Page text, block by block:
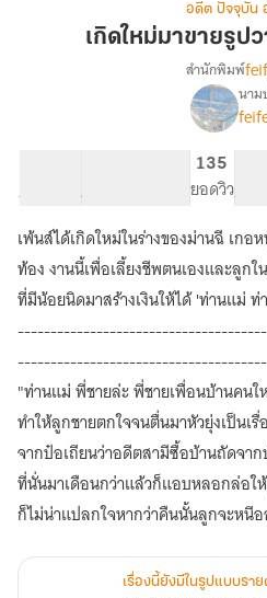
มา
อดีต ปัจจุบัน
เกิดใหม่มาขายรูป
เรื่
เกิ
วาด
เ
เลี้
ชีพ
สำนักพิมพ์
นาม
จำนวนคำ จำนวนหน้า (A5)
135
ยอดวิวระดั
เพ้นส์ได้เกิดใหม่ในร่างของม่านฉี เกอ
ท้อง งานนี้เพื่อเลี้ยงชีพตนเองและลูกใ
ที่มีน้อยนิดมาสร้างเงินให้ได้ 'ท่านแม่
"ท่านแม่ พี่ชายล่ะ พี่ชายเพื่อนบ้านคนใ
ทำให้ลูกชายตกใจจนตื่นมาหัวยุ่งเป็นเ
จากป๋อเถียนว่าอดีตสามีซื้อบ้านถัดจา
ที่นั่นมาเดือนกว่าแล้วก็แอบหลอกล่อใ
ก็ไม่น่าแปลกใจหากว่าคืนนั้นลูกจะหนี
เลือด ทั้งหมดล้วนเป็นสิ่งที่ทำให้เผิงโย่ว
เรื่องนี้ยังมีในรูปแบบรา